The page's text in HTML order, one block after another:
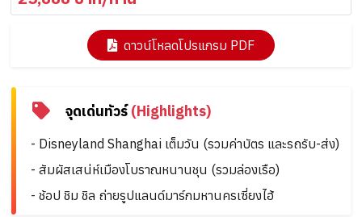
ดาวน์โหลดโปรแกรม PDF
จุดเด่นทัวร์(Highlights)
- Disneyland Shanghai เต็มวัน (รวมค่าบัตร และรถรับ-ส่ง)
- สัมผัสเสน่ห์เมืองโบราณหนานชุน (รวมล่องเรือ)
- ช้อป ชิม ชิล ถ่ายรูปแลนด์มาร์กมหานครเซี่ยงไฮ้